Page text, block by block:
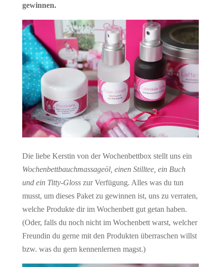
gewinnen.
Die liebe Kerstin von der Wochenbettbox stellt uns ein
Wochenbettbauchmassageöl, einen Stilltee, ein Buch
und ein Titty-Glosszur Verfügung. Alles was du tun
musst, um dieses Paket zu gewinnen ist, uns zu verraten,
welche Produkte dir im Wochenbett gut getan haben.
(Oder, falls du noch nicht im Wochenbett warst, welcher
Freundin du gerne mit den Produkten überraschen willst
bzw. was du gern kennenlernen magst.)